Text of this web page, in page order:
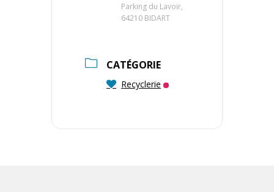
Parking du Lavoir,
64210 BIDART
CATÉGORIE
Recyclerie